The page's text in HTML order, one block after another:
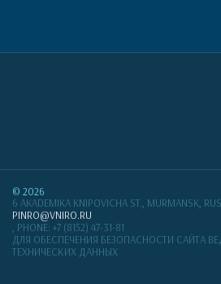
© 2026
6 AKADEMIKA KNIPOVICHA ST., MURMANSK,
PINRO@VNIRO.RU
, PHONE: +7 (8152) 47-31-81
ДЛЯ ОБЕСПЕЧЕНИЯ БЕЗОПАСНОСТИ САЙТА
ТЕХНИЧЕСКИХ ДАННЫХ